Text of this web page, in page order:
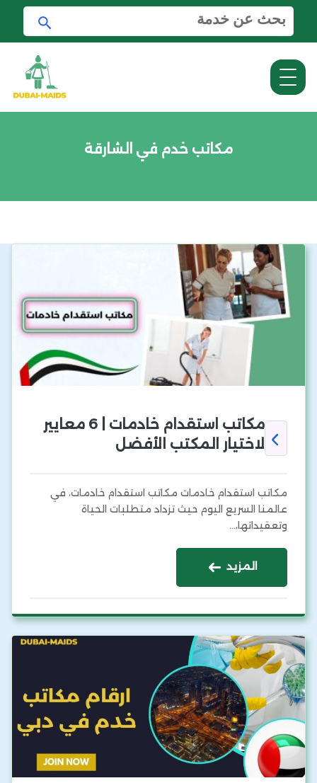
ل
ب
ح
ث
ع
ب
ح
ث
مكاتب خدم في الشارقة
مكاتب استقدام خادمات | 6 معايير
لاختيار المكتب الأفضل
مكاتب استقدام خادمات مكاتب استقدام خادمات، في
عالمنا السريع اليوم حيث تزداد متطلبات الحياة
وتعقيداتها،…
المزيد